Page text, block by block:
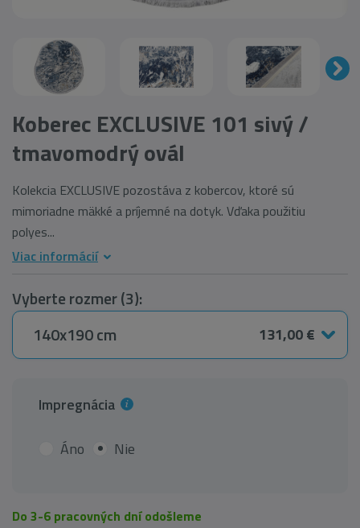
Koberec EXCLUSIVE 101 sivý /
tmavomodrý ovál
Kolekcia EXCLUSIVE pozostáva z kobercov, ktoré sú
mimoriadne mäkké a príjemné na dotyk. Vďaka použitiu
polyes...
Viac informácií
Vyberte rozmer (3):
140x190 cm
131,00 €
Impregnácia
Áno Nie
Do 3-6 pracovných dní odošleme